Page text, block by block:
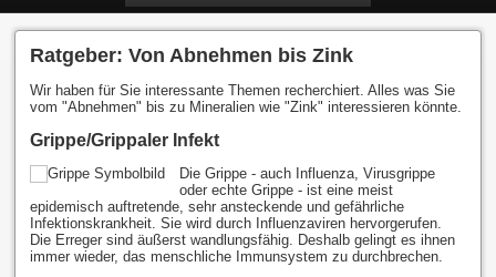
Ratgeber: Von Abnehmen bis Zink
Wir haben für Sie interessante Themen recherchiert. Alles was Sie
vom "Abnehmen" bis zu Mineralien wie "Zink" interessieren könnte.
Grippe/Grippaler Infekt
Die Grippe - auch Influenza, Virusgrippe
oder echte Grippe - ist eine meist
epidemisch auftretende, sehr ansteckende und gefährliche
Infektionskrankheit. Sie wird durch Influenzaviren hervorgerufen.
Die Erreger sind äußerst wandlungsfähig. Deshalb gelingt es ihnen
immer wieder, das menschliche Immunsystem zu durchbrechen.